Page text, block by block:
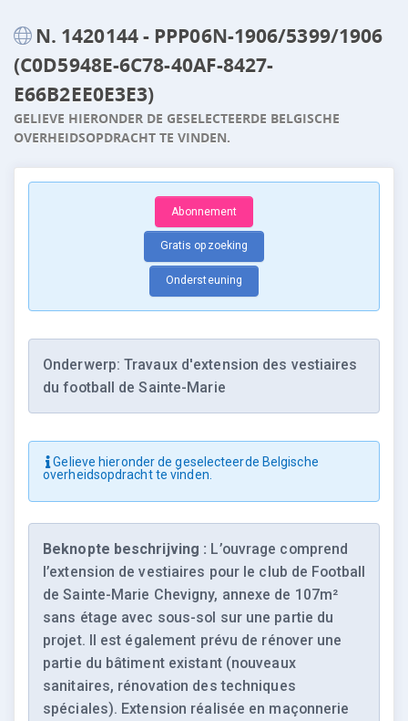
N. 1420144 - PPP06N-1906/5399/1906
(C0D5948E-6C78-40AF-8427-
E66B2EE0E3E3)
GELIEVE HIERONDER DE GESELECTEERDE BELGISCHE
OVERHEIDSOPDRACHT TE VINDEN.
Abonnement
Gratis opzoeking
Ondersteuning
Onderwerp: Travaux d'extension des vestiaires
du football de Sainte-Marie
Gelieve hieronder de geselecteerde Belgische
overheidsopdracht te vinden.
Beknopte beschrijving : L’ouvrage comprend
l’extension de vestiaires pour le club de Football
de Sainte-Marie Chevigny, annexe de 107m²
sans étage avec sous-sol sur une partie du
projet. Il est également prévu de rénover une
partie du bâtiment existant (nouveaux
sanitaires, rénovation des techniques
spéciales). Extension réalisée en maçonnerie